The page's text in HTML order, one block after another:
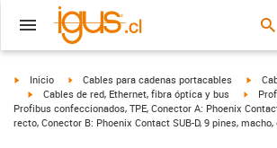
igus-icon-arrow-right
Inicio igus-icon-arrow-right
Cables para cadenas portacables igus-
igus-icon-arrow-right
Cables de red, Ethernet, fibra óptica y bus
Profibus confeccionados, TPE, Conector A: Phoenix
recto, Conector B: Phoenix Contact SUB-D, 9 pines, macho,